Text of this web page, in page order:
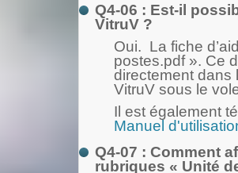
Q4-06 : Est-il
VitruV ?
Oui. La fiche
postes.pdf ». Ce
directement dans
VitruV sous le
Il est également
Manuel
Q4-07 : Comment
rubriques « Unité